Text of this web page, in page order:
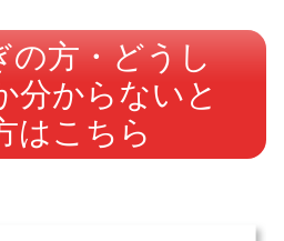
の方・どうし
分からないと
はこちら